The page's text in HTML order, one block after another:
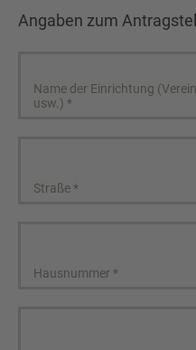
Angaben zum
Name der Einrichtung
usw.) *
Straße*
Hausnummer *